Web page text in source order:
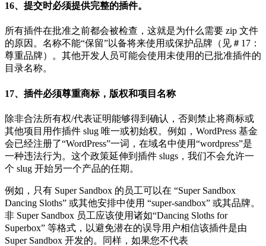
16、提交时必须提供完整的插件。
所有插件在批准之前都会被检查，这就是为什么需要 zip 文件
的原因。名称不能“保留”以备将来使用或保护品牌（见＃17：
尊重品牌）。其他开发人员可能会使用未使用的已批准插件的
目录名称。
17、插件必须尊重商标，版权和项目名称
除非合法所有权/代表证明能够得到确认，否则禁止将商标或
其他项目用作插件 slug 唯一或初始权。例如，WordPress 基金
会已经注册了“WordPress”一词，在域名中使用“wordpress”是
一种违法行为。这个政策延伸到插件 slugs，我们不会允许一
个 slug 开始另一个产品的任期。
例如，只有 Super Sandbox 的员工可以在 “Super Sandbox
Dancing Sloths” 或其他安排中使用 “super-sandbox” 或其品牌。
非 Super Sandbox 员工应该使用诸如“Dancing Sloths for
Superbox” 等格式，以避免潜在的误导用户相信该插件是由
Super Sandbox 开发的。同样，如果您不代表